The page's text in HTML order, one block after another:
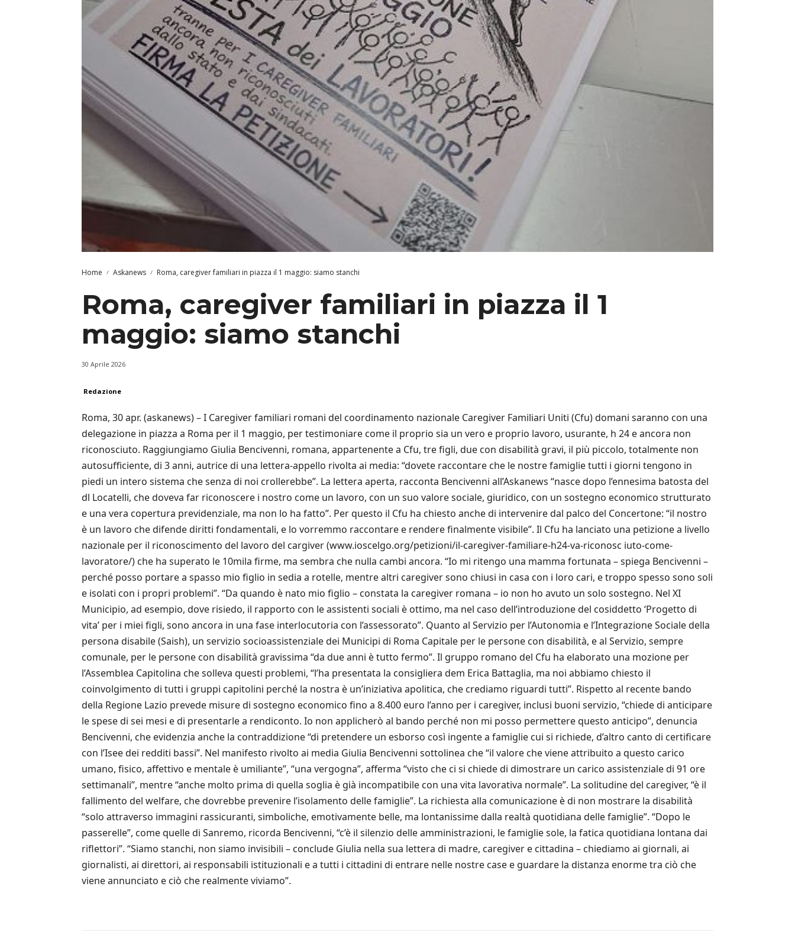
Home Askanews Roma, caregiver familiari in piazza il 1 maggio: siamo stanchi
Roma, caregiver familiari in piazza il 1
maggio: siamo stanchi
30 Aprile 2026
Redazione
Roma, 30 apr. (askanews) – I Caregiver familiari romani del coordinamento nazionale Caregiver Familiari Uniti (Cfu) domani saranno con una
delegazione in piazza a Roma per il 1 maggio, per testimoniare come il proprio sia un vero e proprio lavoro, usurante, h 24 e ancora non
riconosciuto. Raggiungiamo Giulia Bencivenni, romana, appartenente a Cfu, tre figli, due con disabilità gravi, il più piccolo, totalmente non
autosufficiente, di 3 anni, autrice di una lettera-appello rivolta ai media: “dovete raccontare che le nostre famiglie tutti i giorni tengono in
piedi un intero sistema che senza di noi crollerebbe”. La lettera aperta, racconta Bencivenni all’Askanews “nasce dopo l’ennesima batosta del
dl Locatelli, che doveva far riconoscere i nostro come un lavoro, con un suo valore sociale, giuridico, con un sostegno economico strutturato
e una vera copertura previdenziale, ma non lo ha fatto”. Per questo il Cfu ha chiesto anche di intervenire dal palco del Concertone: “il nostro
è un lavoro che difende diritti fondamentali, e lo vorremmo raccontare e rendere finalmente visibile”. Il Cfu ha lanciato una petizione a livello
nazionale per il riconoscimento del lavoro del cargiver (www.ioscelgo.org/petizioni/il-caregiver-familiare-h24-va-riconosc iuto-come-
lavoratore/) che ha superato le 10mila firme, ma sembra che nulla cambi ancora. “Io mi ritengo una mamma fortunata – spiega Bencivenni –
perché posso portare a spasso mio figlio in sedia a rotelle, mentre altri caregiver sono chiusi in casa con i loro cari, e troppo spesso sono soli
e isolati con i propri problemi”. “Da quando è nato mio figlio – constata la caregiver romana – io non ho avuto un solo sostegno. Nel XI
Municipio, ad esempio, dove risiedo, il rapporto con le assistenti sociali è ottimo, ma nel caso dell’introduzione del cosiddetto ‘Progetto di
vita’ per i miei figli, sono ancora in una fase interlocutoria con l’assessorato”. Quanto al Servizio per l’Autonomia e l’Integrazione Sociale della
persona disabile (Saish), un servizio socioassistenziale dei Municipi di Roma Capitale per le persone con disabilità, e al Servizio, sempre
comunale, per le persone con disabilità gravissima “da due anni è tutto fermo”. Il gruppo romano del Cfu ha elaborato una mozione per
l’Assemblea Capitolina che solleva questi problemi, “l’ha presentata la consigliera dem Erica Battaglia, ma noi abbiamo chiesto il
coinvolgimento di tutti i gruppi capitolini perché la nostra è un’iniziativa apolitica, che crediamo riguardi tutti”. Rispetto al recente bando
della Regione Lazio prevede misure di sostegno economico fino a 8.400 euro l’anno per i caregiver, inclusi buoni servizio, “chiede di anticipare
le spese di sei mesi e di presentarle a rendiconto. Io non applicherò al bando perché non mi posso permettere questo anticipo”, denuncia
Bencivenni, che evidenzia anche la contraddizione “di pretendere un esborso così ingente a famiglie cui si richiede, d’altro canto di certificare
con l’Isee dei redditi bassi”. Nel manifesto rivolto ai media Giulia Bencivenni sottolinea che “il valore che viene attribuito a questo carico
umano, fisico, affettivo e mentale è umiliante”, “una vergogna”, afferma “visto che ci si chiede di dimostrare un carico assistenziale di 91 ore
settimanali”, mentre “anche molto prima di quella soglia è già incompatibile con una vita lavorativa normale”. La solitudine del caregiver, “è il
fallimento del welfare, che dovrebbe prevenire l’isolamento delle famiglie”. La richiesta alla comunicazione è di non mostrare la disabilità
“solo attraverso immagini rassicuranti, simboliche, emotivamente belle, ma lontanissime dalla realtà quotidiana delle famiglie”. “Dopo le
passerelle”, come quelle di Sanremo, ricorda Bencivenni, “c’è il silenzio delle amministrazioni, le famiglie sole, la fatica quotidiana lontana dai
riflettori”. “Siamo stanchi, non siamo invisibili – conclude Giulia nella sua lettera di madre, caregiver e cittadina – chiediamo ai giornali, ai
giornalisti, ai direttori, ai responsabili istituzionali e a tutti i cittadini di entrare nelle nostre case e guardare la distanza enorme tra ciò che
viene annunciato e ciò che realmente viviamo”.